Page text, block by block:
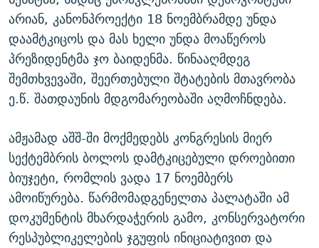
არიან, კანონპროექტი 18 ნოემბრამდე უნდა
დაამტკიცოს და მას ხელი უნდა მოაწეროს
პრეზიდენტმა ჯო ბაიდენმა. წინააღმდეგ
შემთხვევაში, შეერთებული შტატების მთავრობა
ე.წ. შათდაუნის მდგომარეობაში აღმოჩნდება.
ამჟამად აშშ-ში მოქმედებს კონგრესის მიერ
სექტემბრის ბოლოს დამტკიცებული დროებითი
ბიუჯეტი, რომლის ვადა 17 ნოემბერს
ამოიწურება. წარმომადგენელთა პალატაში ამ
დოკუმენტის მხარდაჭერის გამო, კონსერვატორი
რესპუბლიკელების ჯგუფის ინიციატივით და